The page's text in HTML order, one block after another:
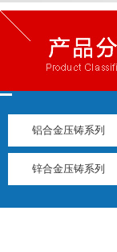
铝合金压铸系列
锌合金压铸系列